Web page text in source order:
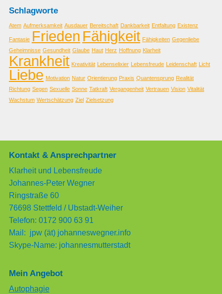
Schlagworte
Atem Aufmerksamkeit Ausdauer Bereitschaft Dankbarkeit Entfaltung Existenz
Fantasie Frieden Fähigkeit Fähigkeiten Gegenliebe
Geheimnisse Gesundheit Glaube Haut Herz Hoffnung Klarheit
Krankheit Kreativität Lebenselixier Lebensfreude Leidenschaft Licht
Liebe Motivation Natur Orientierung Praxis Quantensprung Realität
Richtung Segen Sexuelle Sonne Tatkraft Vergangenheit Vertrauen Vision Vitalität
Wachstum Wertschätzung Ziel Zielsetzung
Kontakt & Ansprechpartner
Klarheit und Lebensfreude
Johannes-Peter Wegner
Ringstraße 60
76698 Stettfeld / Ubstadt-Weiher
Telefon: 0172 900 63 91
Mail: jpw (ät) johanneswegner.info
Skype-Name: johannesmutterstadt
Mein Angebot
Autophagie